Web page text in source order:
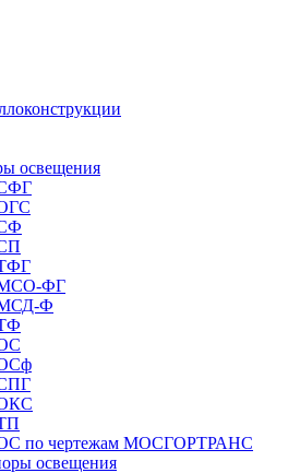
освещения
ФГ
Ф
по чертежам МОСГОРТРАНС
освещения